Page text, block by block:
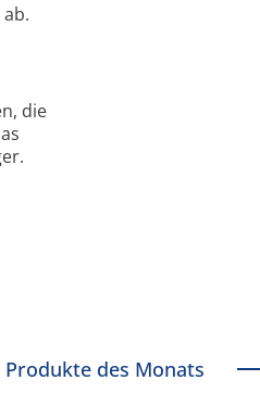
die
Produkte des Monats